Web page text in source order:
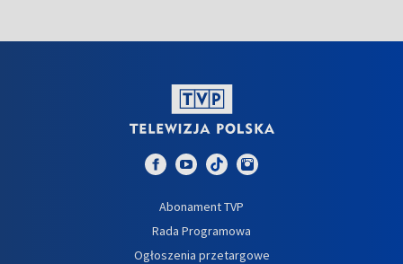
Abonament TVP
Rada Programowa
Ogłoszenia przetargowe